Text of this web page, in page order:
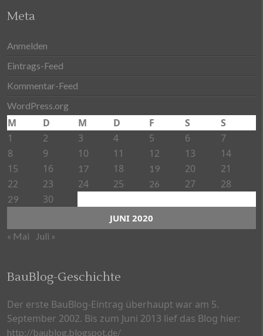
Meta
Anmelden
Eintrags-Feed
Kommentar-Feed
WordPress.org
JUNI 2020
M D M D F S
S
1
2 3 4 5 6
7
8
9 10 11 12 13
14
15
16 17 18 19 20
21
22
23 24 25 26 27 28
29 30
« Mai Juli »
BauBlog-Geschichte
Der erste BauBlog-Eintrag überhaupt war am 5.
September 2002. Bis zum Juni 2013 lief das Blog hier:
http://baublog.blogspot.de/